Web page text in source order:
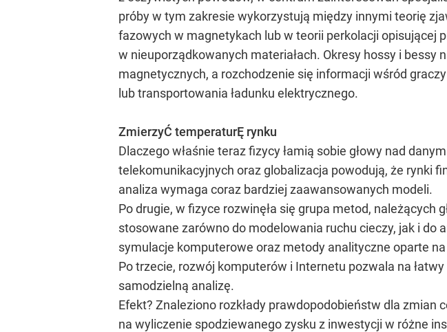
próby w tym zakresie wykorzystują między innymi teorię
fazowych w magnetykach lub w teorii perkolacji opisującej
w nieuporządkowanych materiałach. Okresy hossy i
magnetycznych, a rozchodzenie się informacji wśród
lub transportowania ładunku elektrycznego.
ZmierzyĆ temperaturĘ rynku
Dlaczego właśnie teraz fizycy łamią sobie głowy nad
telekomunikacyjnych oraz globalizacja powodują, że rynki
analiza wymaga coraz bardziej zaawansowanych modeli.
Po drugie, w fizyce rozwinęła się grupa metod,
stosowane zarówno do modelowania ruchu cieczy, jak i do
symulacje komputerowe oraz metody analityczne oparte
Po trzecie, rozwój komputerów i Internetu pozwala na
samodzielną analizę.
Efekt? Znaleziono rozkłady prawdopodobieństw dla
na wyliczenie spodziewanego zysku z inwestycji w różne